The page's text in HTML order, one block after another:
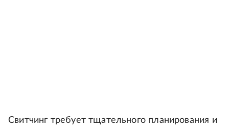
Свитчинг требует тщательного планирования и